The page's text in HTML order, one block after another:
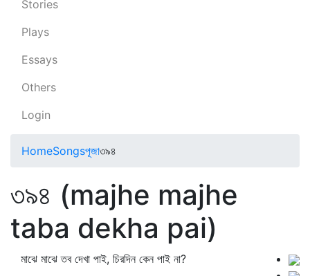
Stories
Plays
Essays
Others
Login
HomeSongsপূজা৩৯৪
৩৯৪ (majhe majhe
taba dekha pai)
মাঝে মাঝে তব দেখা পাই, চিরদিন কেন পাই না?